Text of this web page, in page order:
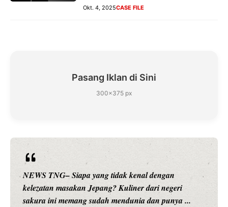
Okt. 4, 2025CASE FILE
Pasang Iklan di Sini
300×375 px
tidak kenal dengan
Kuliner dari negeri
mendunia dan punya ...
NEWS TNG– Siapa
hiburan, Nunung
merambah dunia